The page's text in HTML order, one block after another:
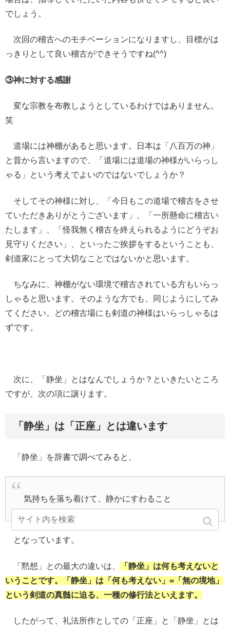
でしょう。
次回の稽古へのモチベーションになりますし、目標がは
っきりとして良い稽古ができそうですね(^^)
③神に対する感謝
変な宗教を布教しようとしているわけではありません。
笑
道場には神棚があると思います。日本は「八百万の神」
と昔から言いますので、「道場には道場の神様がいらっし
ゃる」という考えでよいのではないでしょうか？
そしてその神様に対し、「今日もこの道場で稽古をさせ
ていただきありがとうございます」、「一所懸命に稽古い
たします」、「怪我無く稽古を終えられるようにどうぞお
見守りください」、といったご挨拶をするということも、
剣道家にとって大切なことではないかと思います。
ちなみに、神棚がない環境で稽古されている方もいらっ
しゃると思います。そのような方でも、同じようにしてみ
てください。どの稽古場にも剣道の神様はいらっしゃるは
ずです。
次に、「静坐」とはなんでしょうか？といきたいところ
ですが、次の項に譲ります。
「静坐」は「正座」とは違います
「静坐」を辞書で調べてみると、
気持ちを落ち着けて、静かにすわること
となっています。
「黙想」との最大の違いは、
「静坐」は何も考えないと
いうことです。「静坐」は「何も考えない」=「無の境地」
という剣道の真髄に迫る、一種の修行法といえます。
したがって、礼法所作としての「正座」と「静坐」とは